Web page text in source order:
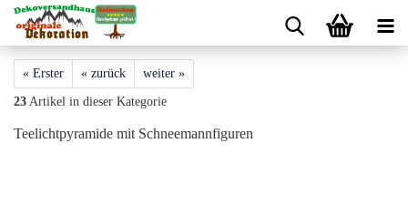
« Erster « zurück weiter »
23 Artikel in dieser Kategorie
Teelichtpyramide mit Schneemannfiguren